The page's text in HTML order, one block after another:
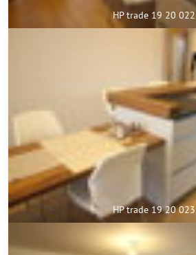
HP trade 19 20 022
HP trade 19 20 023